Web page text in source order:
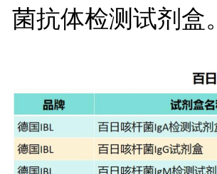
菌抗体检测试剂盒。